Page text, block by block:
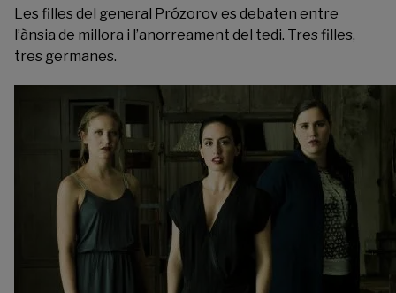
Les filles del general Prózorov es debaten entre
l’ànsia de millora i l’anorreament del tedi. Tres filles,
tres germanes.